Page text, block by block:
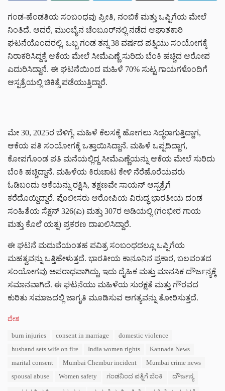
ಗಂಡ-ಹೆಂಡತಿಯ ಸಂಬಂಧವು ಪ್ರೀತಿ, ನಂಬಿಕೆ ಮತ್ತು ಒಪ್ಪಿಗೆಯ ಮೇಲೆ
ನಿಂತಿದೆ. ಆದರೆ, ಮುಂಬೈನ ಚೆಂಬೂರ್‌ನಲ್ಲಿ ನಡೆದ ಆಘಾತಕಾರಿ
ಘಟನೆಯೊಂದರಲ್ಲಿ, ಒಬ್ಬ ಗಂಡ ತನ್ನ 38 ವರ್ಷದ ಪತ್ನಿಯು ಸಂಯೋಗಕ್ಕೆ
ನಿರಾಕರಿಸಿದ್ದಕ್ಕೆ ಆಕೆಯ ಮೇಲೆ ಸೀಮೆಎಣ್ಣೆ ಸುರಿದು ಬೆಂಕಿ ಹಚ್ಚಿದ ಆರೋಪ
ಎದುರಿಸಿದ್ದಾನೆ. ಈ ಘಟನೆಯಿಂದ ಮಹಿಳೆ 70% ಸುಟ್ಟ ಗಾಯಗಳೊಂದಿಗೆ
ಆಸ್ಪತ್ರೆಯಲ್ಲಿ ಚಿಕಿತ್ಸೆ ಪಡೆಯುತ್ತಿದ್ದಾರೆ.
ಮೇ 30, 2025ರ ಬೆಳಿಗ್ಗೆ, ಮಹಿಳೆ ಕೆಲಸಕ್ಕೆ ಹೋಗಲು ಸಿದ್ಧರಾಗುತ್ತಿದ್ದಾಗ,
ಆಕೆಯ ಪತಿ ಸಂಯೋಗಕ್ಕೆ ಒತ್ತಾಯಿಸಿದ್ದಾನೆ. ಮಹಿಳೆ ಒಪ್ಪದಿದ್ದಾಗ,
ಕೋಪಗೊಂಡ ಪತಿ ಮನೆಯಲ್ಲಿದ್ದ ಸೀಮೆಎಣ್ಣೆಯನ್ನು ಆಕೆಯ ಮೇಲೆ ಸುರಿದು
ಬೆಂಕಿ ಹಚ್ಚಿದ್ದಾನೆ. ಮಹಿಳೆಯ ಕಿರುಚಾಟ ಕೇಳಿ ನೆರೆಹೊರೆಯವರು
ಓಡಿಬಂದು ಆಕೆಯನ್ನು ರಕ್ಷಿಸಿ, ತಕ್ಷಣವೇ ಸಾಯನ್ ಆಸ್ಪತ್ರೆಗೆ
ಕರೆದೊಯ್ದಿದ್ದಾರೆ. ಪೊಲೀಸರು ಆರೋಪಿಯ ವಿರುದ್ಧ ಭಾರತೀಯ ದಂಡ
ಸಂಹಿತೆಯ ಸೆಕ್ಷನ್ 326(ಎ) ಮತ್ತು 307ರ ಅಡಿಯಲ್ಲಿ (ಗಂಭೀರ ಗಾಯ
ಮತ್ತು ಕೊಲೆ ಯತ್ನ) ಪ್ರಕರಣ ದಾಖಲಿಸಿದ್ದಾರೆ.
ಈ ಘಟನೆ ಮದುವೆಯಂತಹ ಪವಿತ್ರ ಸಂಬಂಧದಲ್ಲೂ ಒಪ್ಪಿಗೆಯ
ಮಹತ್ವವನ್ನು ಒತ್ತಿಹೇಳುತ್ತದೆ. ಭಾರತೀಯ ಕಾನೂನಿನ ಪ್ರಕಾರ, ಬಲವಂತದ
ಸಂಯೋಗವು ಅಪರಾಧವಾಗಿದ್ದು, ಇದು ದೈಹಿಕ ಮತ್ತು ಮಾನಸಿಕ ದೌರ್ಜನ್ಯಕ್ಕೆ
ಸಮಾನವಾಗಿದೆ. ಈ ಘಟನೆಯು ಮಹಿಳೆಯ ಸುರಕ್ಷತೆ ಮತ್ತು ಗೌರವದ
ಕುರಿತು ಸಮಾಜದಲ್ಲಿ ಜಾಗೃತಿ ಮೂಡಿಸುವ ಅಗತ್ಯವನ್ನು ತೋರಿಸುತ್ತದೆ.
C
ದೇಶ
burn injuries consent in marriage
domestic violence
husband sets wife on fire
India women rights
Kannada News
marital consent
Mumbai Chembur incident
Mumbai crime news
spousal abuse
Women safety ಗಂಡನಿಂದ ಪತ್ನಿಗೆ ಬೆಂಕಿ ದೌರ್ಜನ್ಯ